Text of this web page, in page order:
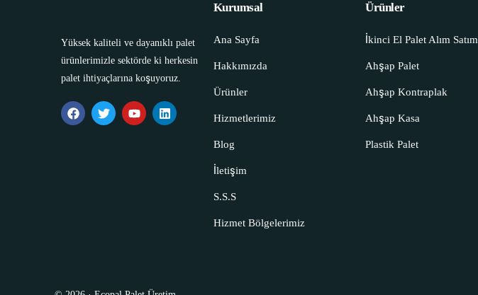
Yüksek kaliteli ve dayanıklı palet
ürünlerimizle sektörde ki herkesin
palet ihtiyaçlarına koşuyoruz.
Kurumsal
Ana Sayfa
Hakkımızda
Ürünler
Hizmetlerimiz
Blog
İletişim
S.S.S
Hizmet Bölgelerimiz
Ürünler
İkinci El Palet Alım Satım
Ahşap Palet
Ahşap Kontraplak
Ahşap Kasa
Plastik Palet